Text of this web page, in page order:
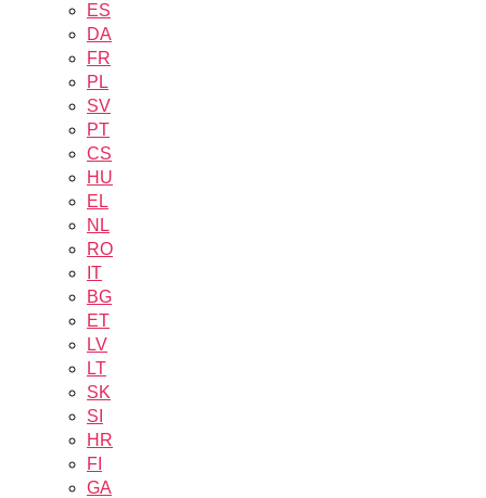
ES
DA
FR
PL
SV
PT
CS
HU
EL
NL
RO
IT
BG
ET
LV
LT
SK
SI
HR
FI
GA